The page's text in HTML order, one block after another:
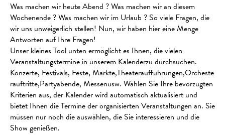
Was machen wir heute Abend ? Was machen wir an diesem
Wochenende ? Was machen wir im Urlaub ? So viele Fragen, die
wir uns unweigerlich stellen! Nun, wir haben hier eine Menge
Antworten auf Ihre Fragen!
Unser kleines Tool unten ermöglicht es Ihnen, die vielen
Veranstaltungstermine in unserem Kalenderzu durchsuchen.
Konzerte, Festivals, Feste, Märkte,Theateraufführungen,Orcheste
rauftritte,Partyabende, Messenusw. Wählen Sie Ihre bevorzugten
Kriterien aus, der Kalender wird automatisch aktualisiert und
bietet Ihnen die Termine der organisierten Veranstaltungen an. Sie
müssen nur noch die auswählen, die Sie interessieren und die
Show genießen.